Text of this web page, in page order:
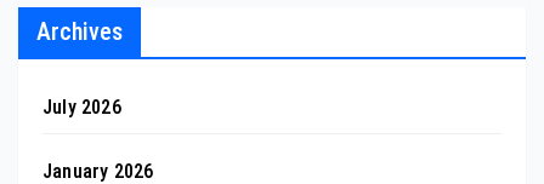
Archives
July 2026
January 2026